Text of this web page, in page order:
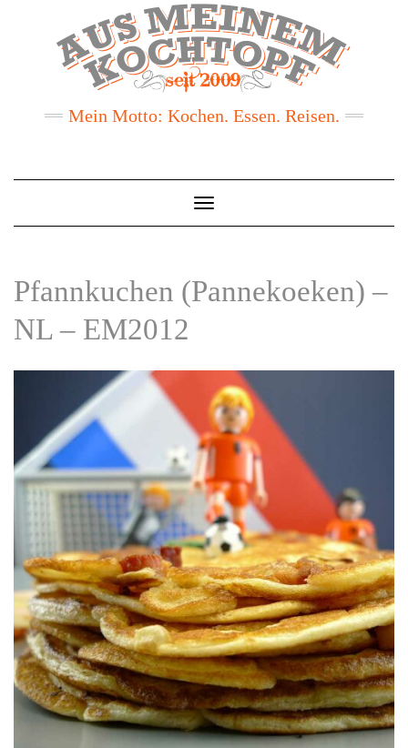
Mein Motto: Kochen. Essen. Reisen.
Toggle
Navigation
Pfannkuchen (Pannekoeken) –
NL – EM2012